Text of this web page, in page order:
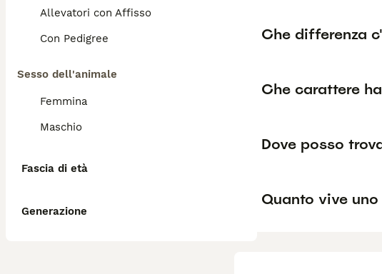
Allevatori con Affisso
Con Pedigree
Sesso dell'animale
Femmina
Maschio
Fascia di età
Generazione
Che differenza
Che carattere
Dove posso
Quanto vive